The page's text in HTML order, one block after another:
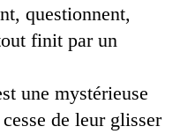
questionnent,
finit par un
une mystérieuse
de leur glisser